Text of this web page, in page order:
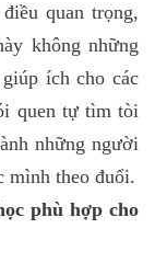
quan trọng,
không những
ích cho các
quen tự tìm tòi
những người
mình theo đuổi.
phù hợp cho